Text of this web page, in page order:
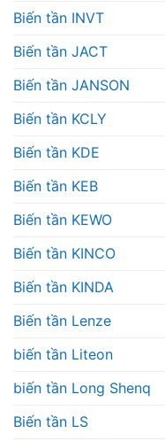
Biến tần INVT
Biến tần JACT
Biến tần JANSON
Biến tần KCLY
Biến tần KDE
Biến tần KEB
Biến tần KEWO
Biến tần KINCO
Biến tần KINDA
Biến tần Lenze
biến tần Liteon
biến tần Long Shenq
Biến tần LS